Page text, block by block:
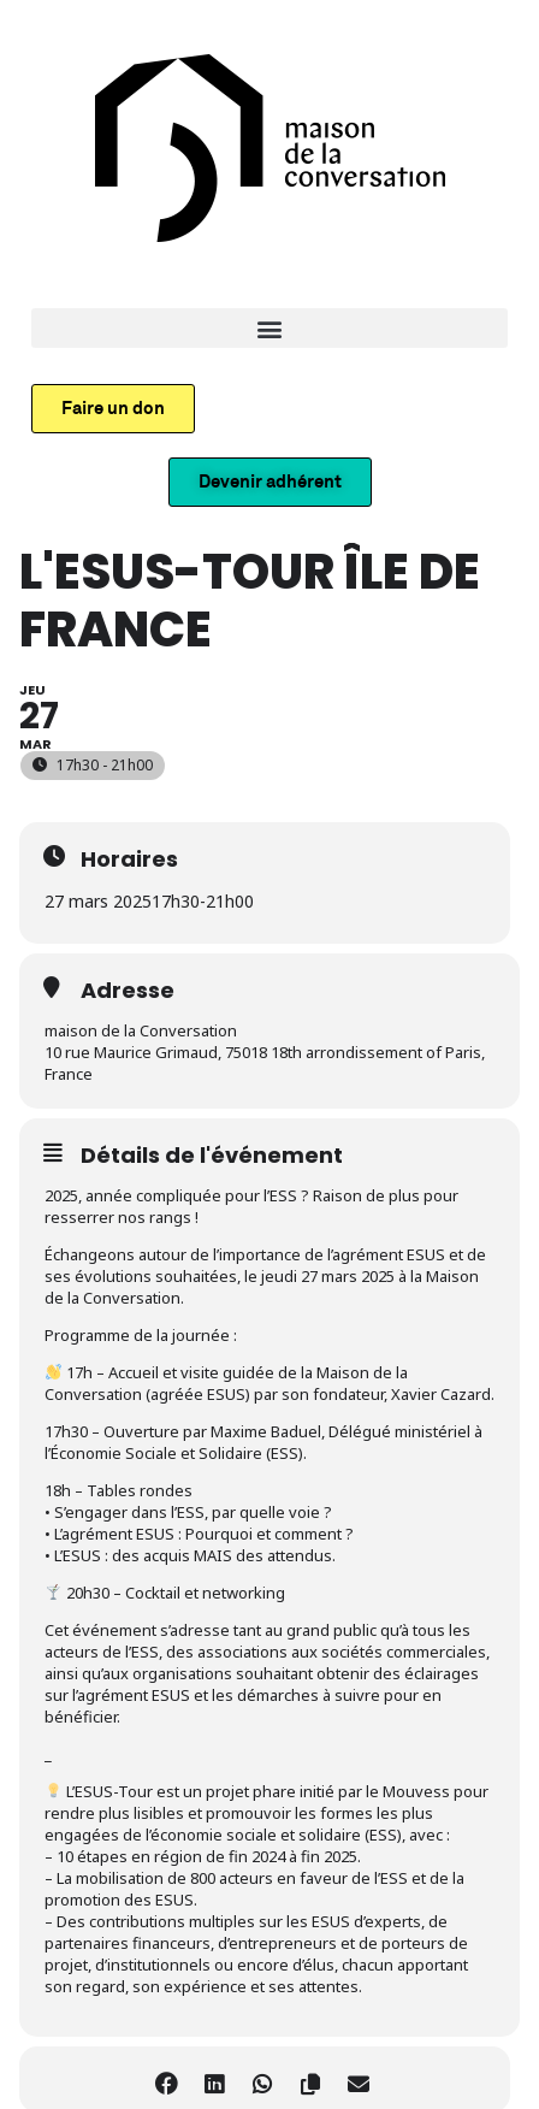
Faire un don
Devenir adhérent
L'ESUS-TOUR ÎLE DE
FRANCE
JEU
27
MAR
17h30 - 21h00
Horaires
27 mars 202517h30-21h00
Adresse
maison de la Conversation
10 rue Maurice Grimaud, 75018 18th arrondissement of Paris,
France
Détails de l'événement
2025, année compliquée pour l’ESS ? Raison de plus pour
resserrer nos rangs !
Échangeons autour de l’importance de l’agrément ESUS et de
ses évolutions souhaitées, le jeudi 27 mars 2025 à la Maison
de la Conversation.
Programme de la journée :
17h – Accueil et visite guidée de la Maison de la
Conversation (agréée ESUS) par son fondateur, Xavier Cazard.
17h30 – Ouverture par Maxime Baduel, Délégué ministériel à
l’Économie Sociale et Solidaire (ESS).
18h – Tables rondes
• S’engager dans l’ESS, par quelle voie ?
• L’agrément ESUS : Pourquoi et comment ?
• L’ESUS : des acquis MAIS des attendus.
20h30 – Cocktail et networking
Cet événement s’adresse tant au grand public qu’à tous les
acteurs de l’ESS, des associations aux sociétés commerciales,
ainsi qu’aux organisations souhaitant obtenir des éclairages
sur l’agrément ESUS et les démarches à suivre pour en
bénéficier.
L’ESUS-Tour est un projet phare initié par le Mouvess pour
rendre plus lisibles et promouvoir les formes les plus
engagées de l’économie sociale et solidaire (ESS), avec :
– 10 étapes en région de fin 2024 à fin 2025.
– La mobilisation de 800 acteurs en faveur de l’ESS et de la
promotion des ESUS.
– Des contributions multiples sur les ESUS d’experts, de
partenaires financeurs, d’entrepreneurs et de porteurs de
projet, d’institutionnels ou encore d’élus, chacun apportant
son regard, son expérience et ses attentes.